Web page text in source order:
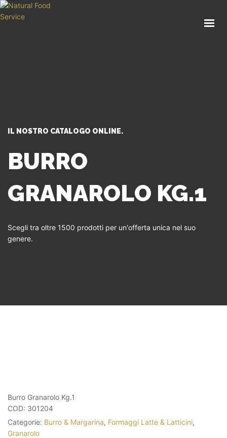
IL NOSTRO CATALOGO ONLINE.
BURRO
GRANAROLO KG.1
Scegli tra oltre 1500 prodotti per un'offerta unica nel suo
genere.
Burro Granarolo Kg.1
COD: 301204
Categorie: Burro & Margarina, Formaggi Latte & Latticini,
Granarolo